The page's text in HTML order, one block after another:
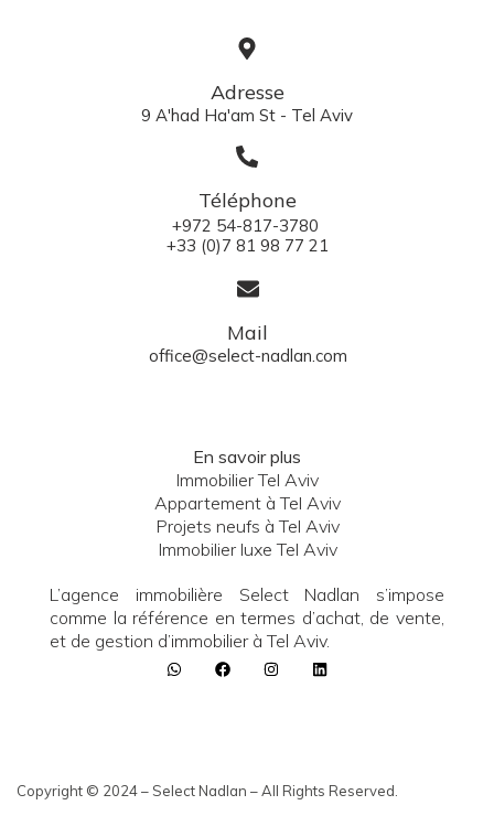
Adresse
9 A'had Ha'am St - Tel Aviv
Téléphone
+972 54-817-3780
+33 (0)7 81 98 77 21
Mail
office@select-nadlan.com
En savoir plus
Immobilier Tel Aviv
Appartement à Tel Aviv
Projets neufs à Tel Aviv
Immobilier luxe Tel Aviv
L’agence immobilière Select Nadlan s’impose
comme la référence en termes d’achat, de vente,
et de gestion d’immobilier à Tel Aviv.
Copyright © 2024 – Select Nadlan – All Rights Reserved.